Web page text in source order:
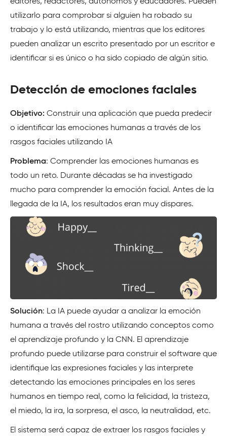
utilizarlo para comprobar si alguien ha robado su
trabajo y lo está utilizando, mientras que los editores
pueden analizar un escrito presentado por un escritor e
identificar si es único o ha sido copiado de algún sitio.
Detección de emociones faciales
Objetivo: Construir una aplicación que pueda predecir
o identificar las emociones humanas a través de los
rasgos faciales utilizando IA
Problema: Comprender las emociones humanas es
todo un reto. Durante décadas se ha investigado
mucho para comprender la emoción facial. Antes de la
llegada de la IA, los resultados eran muy dispares.
Solución: La IA puede ayudar a analizar la emoción
humana a través del rostro utilizando conceptos como
el aprendizaje profundo y la CNN. El aprendizaje
profundo puede utilizarse para construir el software que
identifique las expresiones faciales y las interprete
detectando las emociones principales en los seres
humanos en tiempo real, como la felicidad, la tristeza,
el miedo, la ira, la sorpresa, el asco, la neutralidad, etc.
El sistema será capaz de extraer los rasgos faciales y